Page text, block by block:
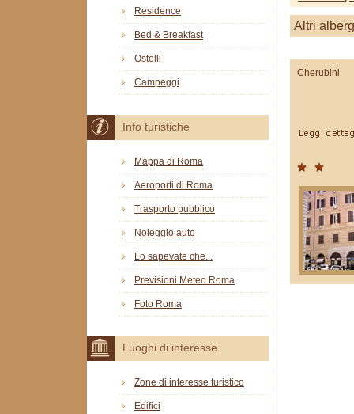
Altri
Cherubini
Residence
Bed & Breakfast
Ostelli
Campeggi
Info turistiche
Mappa di Roma
Aeroporti di Roma
Trasporto pubblico
Noleggio auto
Lo sapevate che...
Previsioni Meteo Roma
Foto Roma
Luoghi di interesse
Zone di interesse turistico
Edifici